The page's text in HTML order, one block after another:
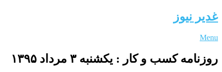
غدیر نیوز
Menu
روزنامه كسب و كار : یکشنبه‌ ۳ مرداد ۱۳۹۵